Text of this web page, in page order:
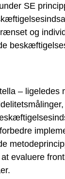
SE
og
– ligeledes
evaluere